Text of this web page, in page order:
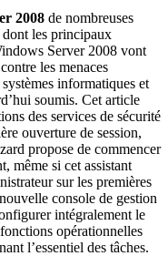
2008 de nombreuses
les principaux
Server 2008 vont
les menaces
informatiques et
soumis. Cet article
des services de sécurité
ouverture de session,
propose de commencer
même si cet assistant
sur les premières
console de gestion
intégralement le
opérationnelles
l’essentiel des tâches.